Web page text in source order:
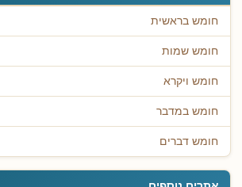
חומש בראשית
חומש שמות
חומש ויקרא
חומש במדבר
חומש דברים